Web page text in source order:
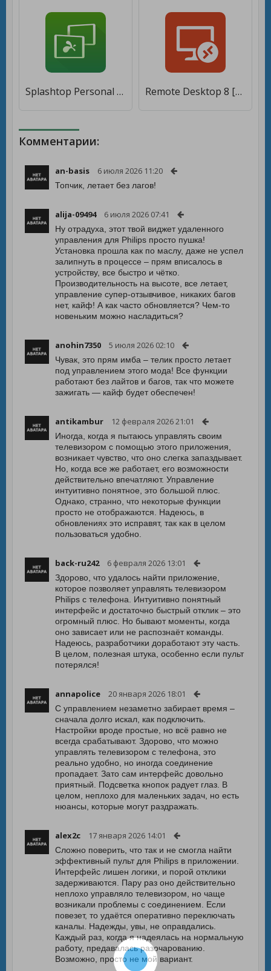
Splashtop Personal - Remote Desktop [Unlocked] Remote Desktop 8 [Premium]
Комментарии:
an-basis 6 июля 2026 11:20
Топчик, летает без лагов!
alija-09494 6 июля 2026 07:41
Ну отрадуха, этот твой виджет удаленного
управления для Philips просто пушка!
Установка прошла как по маслу, даже не успел
залипнуть в процессе – прям вписалось в
устройству, все быстро и чётко.
Производительность на высоте, все летает,
управление супер-отзывчивое, никаких багов
нет, кайф! А как часто обновляется? Чем-то
новеньким можно насладиться?
anohin7350 5 июля 2026 02:10
Чувак, это прям имба – телик просто летает
под управлением этого мода! Все функции
работают без лайтов и багов, так что можете
зажигать — кайф будет обеспечен!
antikambur 12 февраля 2026 21:01
Иногда, когда я пытаюсь управлять своим
телевизором с помощью этого приложения,
возникает чувство, что оно слегка запаздывает.
Но, когда все же работает, его возможности
действительно впечатляют. Управление
интуитивно понятное, это большой плюс.
Однако, странно, что некоторые функции
просто не отображаются. Надеюсь, в
обновлениях это исправят, так как в целом
пользоваться удобно.
back-ru242 6 февраля 2026 13:01
Здорово, что удалось найти приложение,
которое позволяет управлять телевизором
Philips с телефона. Интуитивно понятный
интерфейс и достаточно быстрый отклик – это
огромный плюс. Но бывают моменты, когда
оно зависает или не распознаёт команды.
Надеюсь, разработчики доработают эту часть.
В целом, полезная штука, особенно если пульт
потерялся!
annapolice 20 января 2026 18:01
С управлением незаметно забирает время –
сначала долго искал, как подключить.
Настройки вроде простые, но всё равно не
всегда срабатывают. Здорово, что можно
управлять телевизором с телефона, это
реально удобно, но иногда соединение
пропадает. Зато сам интерфейс довольно
приятный. Подсветка кнопок радует глаз. В
целом, неплохо для маленьких задач, но есть
нюансы, которые могут раздражать.
alex2c 17 января 2026 14:01
Сложно поверить, что так и не смогла найти
эффективный пульт для Philips в приложении.
Интерфейс лишен логики, и порой отклики
задерживаются. Пару раз оно действительно
неплохо управляло телевизором, но чаще
возникали проблемы с соединением. Если
повезет, то удаётся оперативно переключать
каналы. Надежды, увы, не оправдались.
Каждый раз, когда я надеялась на нормальную
работу, предавалась разочарованию.
Возможно, просто не мой вариант.